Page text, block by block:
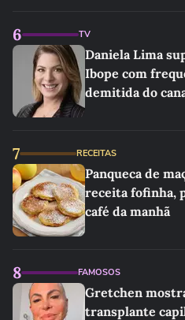
6 TV
Daniela Lima
Ibope com
demitida do
7 RECEITAS
Panqueca de
receita fofinha,
café da manhã
8 FAMOSOS
Gretchen
transplante